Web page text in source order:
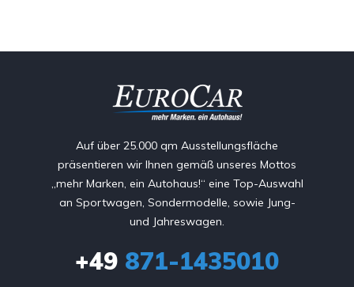
Auf über 25.000 qm Ausstellungsfläche
präsentieren wir Ihnen gemäß unseres Mottos
„mehr Marken, ein Autohaus!“ eine Top-Auswahl
an Sportwagen, Sondermodelle, sowie Jung-
und Jahreswagen.
+49 871-1435010